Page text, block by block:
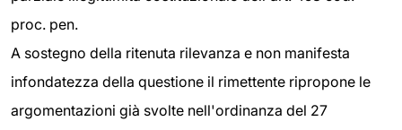
proc. pen.
A sostegno della ritenuta rilevanza e non manifesta
infondatezza della questione il rimettente ripropone le
argomentazioni già svolte nell'ordinanza del 27